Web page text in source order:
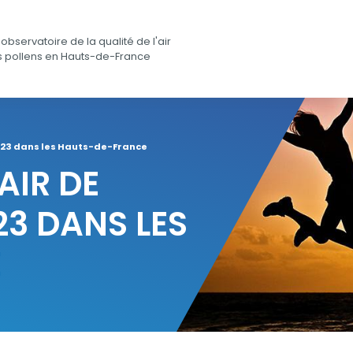
de la qualité de l'air
pollens en Hauts-de-France
dans les Hauts-de-France
DE
DANS LES